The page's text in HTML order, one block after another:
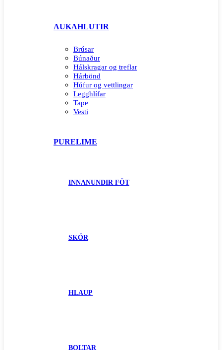
AUKAHLUTIR
Brúsar
Búnaður
Hálskragar og treflar
Hárbönd
Húfur og vettlingar
Legghlífar
Tape
Vesti
PURELIME
INNANUNDIR FÖT
SKÓR
HLAUP
BOLTAR